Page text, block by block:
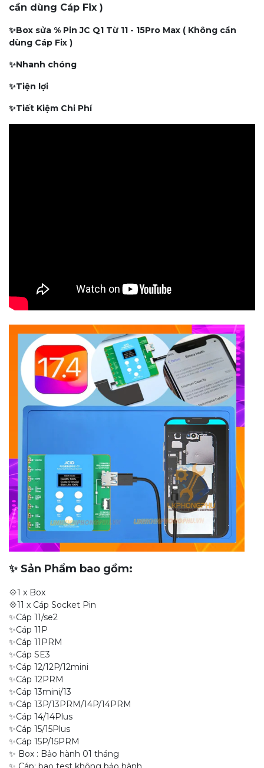
cần dùng Cáp Fix )
✨Box sửa % Pin JC Q1 Từ 11 - 15Pro Max ( Không cần
dùng Cáp Fix )
✨Nhanh chóng
✨Tiện lợi
✨Tiết Kiệm Chi Phí
✨ Sản Phẩm bao gồm:
💠1 x Box
💠11 x Cáp Socket Pin
✨Cáp 11/se2
✨Cáp 11P
✨Cáp 11PRM
✨Cáp SE3
✨Cáp 12/12P/12mini
✨Cáp 12PRM
✨Cáp 13mini/13
✨Cáp 13P/13PRM/14P/14PRM
✨Cáp 14/14Plus
✨Cáp 15/15Plus
✨Cáp 15P/15PRM
✨ Box : Bảo hành 01 tháng